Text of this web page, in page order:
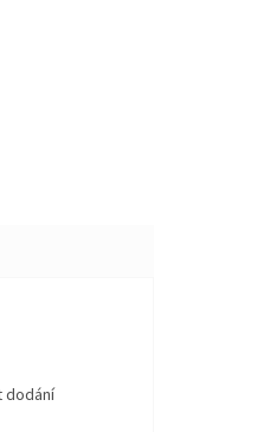
je 5 z 5 hvězdiček.
dodání